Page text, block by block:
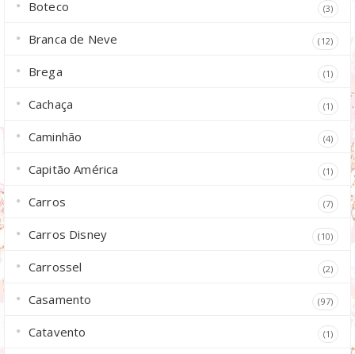
Boteco (3)
Branca de Neve (12)
Brega (1)
Cachaça (1)
Caminhão (4)
Capitão América (1)
Carros (7)
Carros Disney (10)
Carrossel (2)
Casamento (97)
Catavento (1)